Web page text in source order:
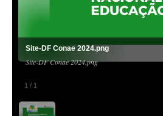
1 / 1
Site-DF Conae 2024.png
Site-DF Conae 2024.png